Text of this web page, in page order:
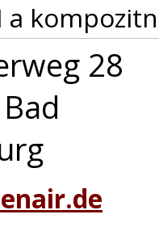
a
28